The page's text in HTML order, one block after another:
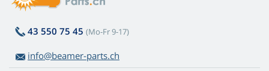
43 550 75 45 (Mo-Fr 9-17)
info@beamer-parts.ch